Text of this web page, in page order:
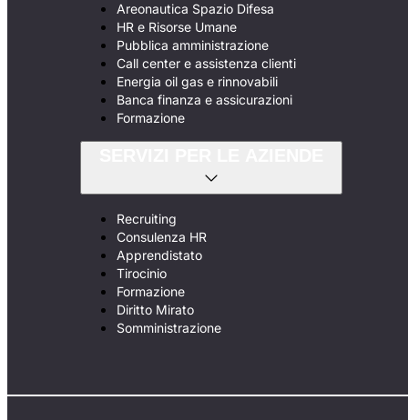
Areonautica Spazio Difesa
HR e Risorse Umane
Pubblica amministrazione
Call center e assistenza clienti
Energia oil gas e rinnovabili
Banca finanza e assicurazioni
Formazione
Recruiting
Consulenza HR
Apprendistato
Tirocinio
Formazione
Diritto Mirato
Somministrazione